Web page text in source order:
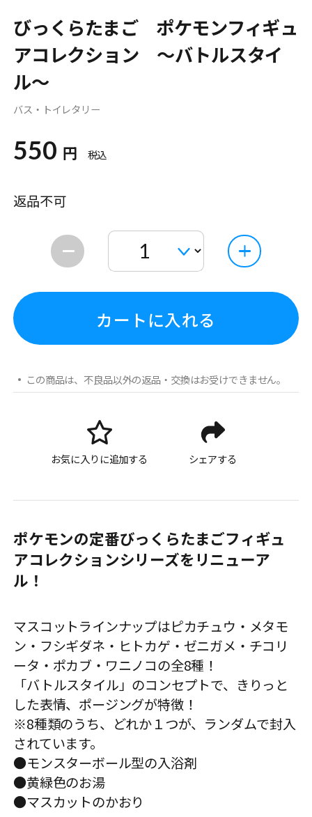
びっくらたまご ポケモンフィギュ
アコレクション ～バトルスタイ
ル～
バス・トイレタリー
550 円 税込
返品不可
カートに入れる
この商品は、不良品以外の返品・交換はお受けできません。
お気に入りに追加する シェアする
ポケモンの定番びっくらたまごフィギュ
アコレクションシリーズをリニューア
ル！
マスコットラインナップはピカチュウ・メタモ
ン・フシギダネ・ヒトカゲ・ゼニガメ・チコリ
ータ・ポカブ・ワニノコの全8種！
「バトルスタイル」のコンセプトで、きりっと
した表情、ポージングが特徴！
※8種類のうち、どれか１つが、ランダムで封入
されています。
●モンスターボール型の入浴剤
●黄緑色のお湯
●マスカットのかおり